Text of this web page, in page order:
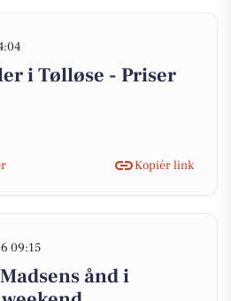
i Tølløse - Priser
Kopiér link
09:15
ånd i